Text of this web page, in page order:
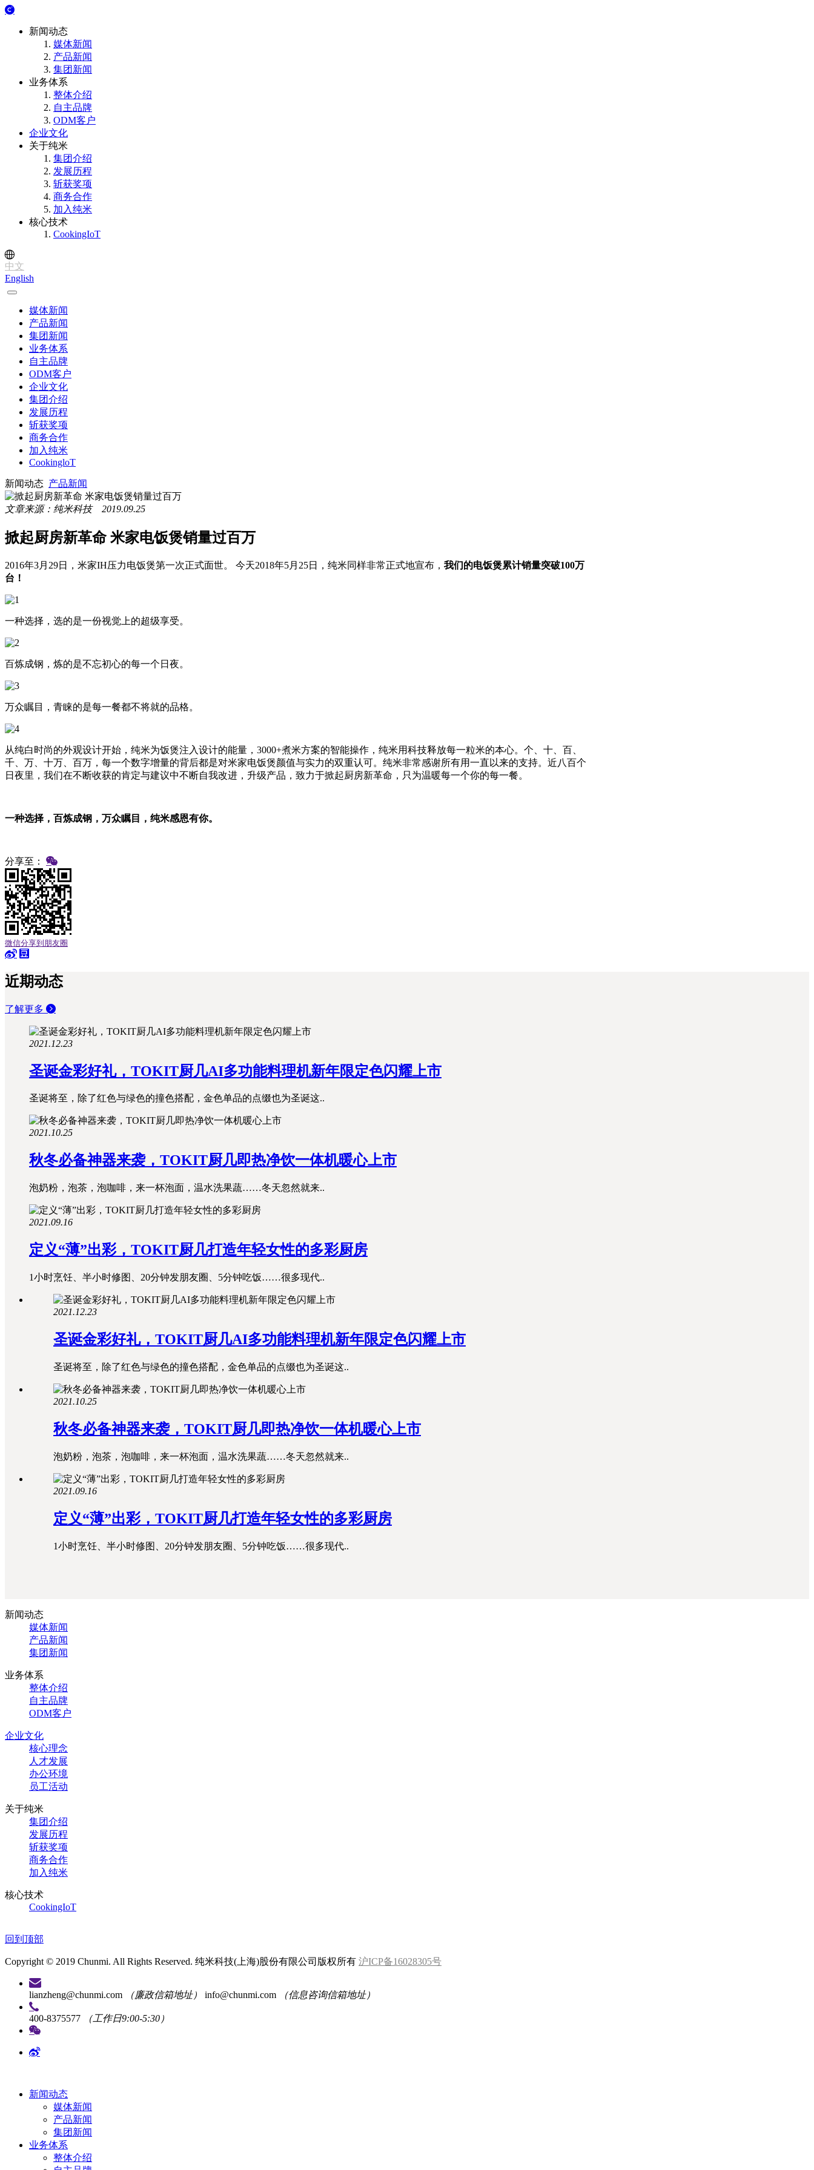
新闻动态
媒体新闻
产品新闻
集团新闻
业务体系
整体介绍
自主品牌
ODM客户
企业文化
关于纯米
集团介绍
发展历程
斩获奖项
商务合作
加入纯米
核心技术
CookingIoT
中文
English
媒体新闻
产品新闻
集团新闻
业务体系
自主品牌
ODM客户
企业文化
集团介绍
发展历程
斩获奖项
商务合作
加入纯米
CookingloT
新闻动态 产品新闻
文章来源：纯米科技 2019.09.25
掀起厨房新革命 米家电饭煲销量过百万
2016年3月29日，米家IH压力电饭煲第一次正式面世。 今天2018年5月25日，纯米同样非常正式地宣布， 我们的电饭煲累计销量突破100万
台！
一种选择，选的是一份视觉上的超级享受。
百炼成钢，炼的是不忘初心的每一个日夜。
万众瞩目，青睐的是每一餐都不将就的品格。
从纯白时尚的外观设计开始，纯米为饭煲注入设计的能量，3000+煮米方案的智能操作，纯米用科技释放每一粒米的本心。个、十、百、
千、万、十万、百万，每一个数字增量的背后都是对米家电饭煲颜值与实力的双重认可。纯米非常感谢所有用一直以来的支持。近八百个
日夜里，我们在不断收获的肯定与建议中不断自我改进，升级产品，致力于掀起厨房新革命，只为温暖每一个你的每一餐。
一种选择，百炼成钢，万众瞩目，纯米感恩有你。
分享至：
微信分享到朋友圈
近期动态
了解更多
2021.12.23
圣诞金彩好礼，TOKIT厨几AI多功能料理机新年限定色闪耀上市
圣诞将至，除了红色与绿色的撞色搭配，金色单品的点缀也为圣诞这..
2021.10.25
秋冬必备神器来袭，TOKIT厨几即热净饮一体机暖心上市
泡奶粉，泡茶，泡咖啡，来一杯泡面，温水洗果蔬……冬天忽然就来..
2021.09.16
定义“薄”出彩，TOKIT厨几打造年轻女性的多彩厨房
1小时烹饪、半小时修图、20分钟发朋友圈、5分钟吃饭……很多现代..
2021.12.23
圣诞金彩好礼，TOKIT厨几AI多功能料理机新年限定色闪耀上市
圣诞将至，除了红色与绿色的撞色搭配，金色单品的点缀也为圣诞这..
2021.10.25
秋冬必备神器来袭，TOKIT厨几即热净饮一体机暖心上市
泡奶粉，泡茶，泡咖啡，来一杯泡面，温水洗果蔬……冬天忽然就来..
2021.09.16
定义“薄”出彩，TOKIT厨几打造年轻女性的多彩厨房
1小时烹饪、半小时修图、20分钟发朋友圈、5分钟吃饭……很多现代..
新闻动态
媒体新闻
产品新闻
集团新闻
业务体系
整体介绍
自主品牌
ODM客户
企业文化
核心理念
人才发展
办公环境
员工活动
关于纯米
集团介绍
发展历程
斩获奖项
商务合作
加入纯米
核心技术
CookingIoT
回到顶部
Copyright © 2019 Chunmi. All Rights Reserved. 纯米科技(上海)股份有限公司版权所有 沪ICP备16028305号
lianzheng@chunmi.com （廉政信箱地址） info@chunmi.com （信息咨询信箱地址）
400-8375577 （工作日9:00-5:30）
新闻动态
媒体新闻
产品新闻
集团新闻
业务体系
整体介绍